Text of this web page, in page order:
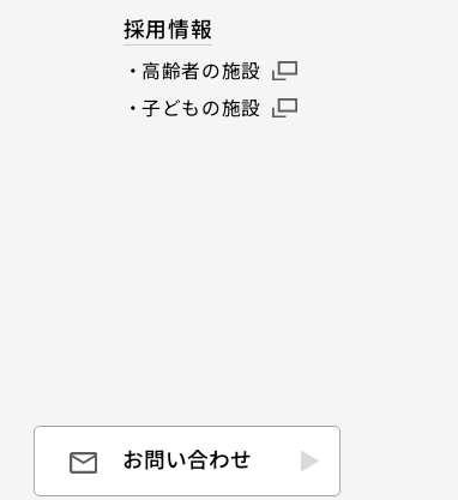
採用情報
高齢者の施設
子どもの施設
お問い合わせ